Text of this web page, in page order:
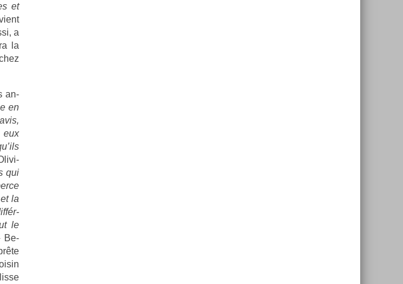
et
a
la
an­
en
eux
qui
la
le
Be­